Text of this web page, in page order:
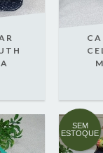
SEM
ESTOQUE